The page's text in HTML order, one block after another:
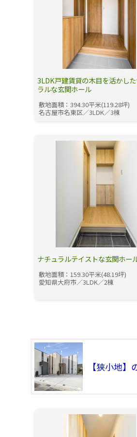
3LDK戸建賃貸の木目を活かし
ラルな玄関ホール
敷地面積：394.30平米(119.28坪)
名古屋市名東区／3LDK／3棟
ナチュラルテイストな玄関ホー
敷地面積：159.30平米(48.19坪)
愛知県大府市／3LDK／2棟
【狭小地